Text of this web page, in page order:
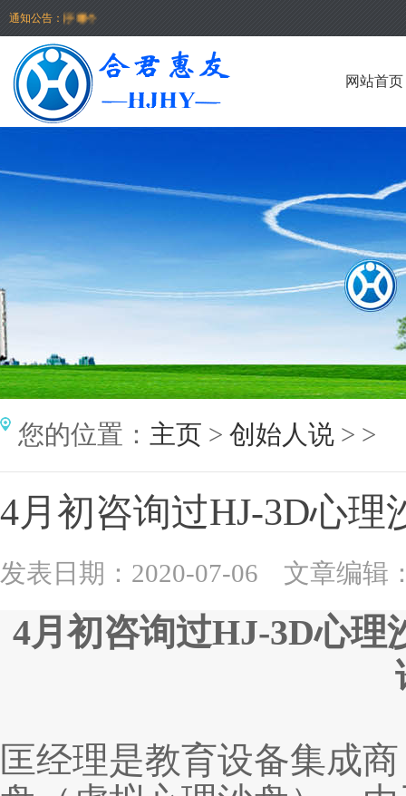
通知公告：
沙盘属于哪个
盘作业指导书》
理数字沙盘配置
盘的出厂价才3.
书中获取3D心理
智能报告简单了
沙盘（虚拟心理
网站首页
您的位置： 主页 > 创始人说 > >
4月初咨询过HJ-3D心
发表日期：2020-07-06 文章编辑
4月初咨询过HJ-3D心理
匡经理是教育设备集成